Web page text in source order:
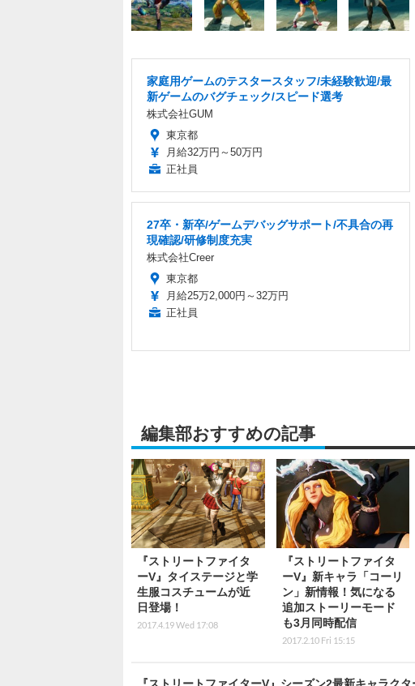
家庭用ゲームのテスタースタッフ/未経験歓迎/最
新ゲームのバグチェック/スピード選考
株式会社GUM
東京都
月給32万円～50万円
正社員
27卒・新卒/ゲームデバッグサポート/不具合の再
現確認/研修制度充実
株式会社Creer
東京都
月給25万2,000円～32万円
正社員
編集部おすすめの記事
『ストリートファイタ
ーV』タイステージと学
生服コスチュームが近
日登場！
2017.4.19 Wed 17:08
『ストリートファイタ
ーV』新キャラ「コーリ
ン」新情報！気になる
追加ストーリーモード
も3月同時配信
2017.2.10 Fri 15:15